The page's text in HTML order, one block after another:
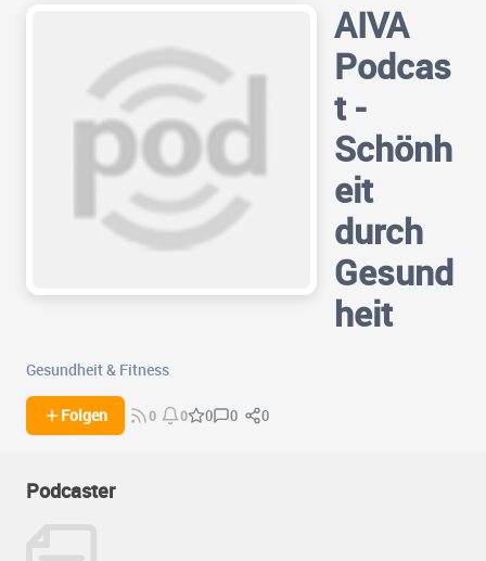
AIVA
Podcas
t -
Schönh
eit
durch
Gesund
heit
Gesundheit & Fitness
Folgen 0 0 0 0 0
Podcaster